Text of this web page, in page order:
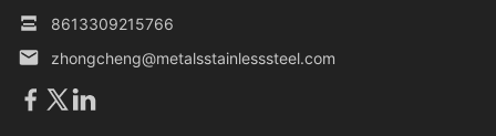
8613309215766
zhongcheng@metalsstainlesssteel.com